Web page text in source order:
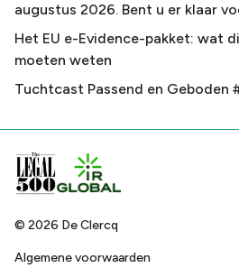
augustus 2026. Bent u er klaar
Het EU e-Evidence-pakket: wat
moeten weten
Tuchtcast Passend en Geboden
© 2026 De Clercq
Algemene voorwaarden